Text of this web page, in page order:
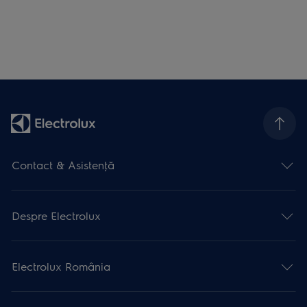
Contact & Asistenţă
Despre Electrolux
Electrolux România